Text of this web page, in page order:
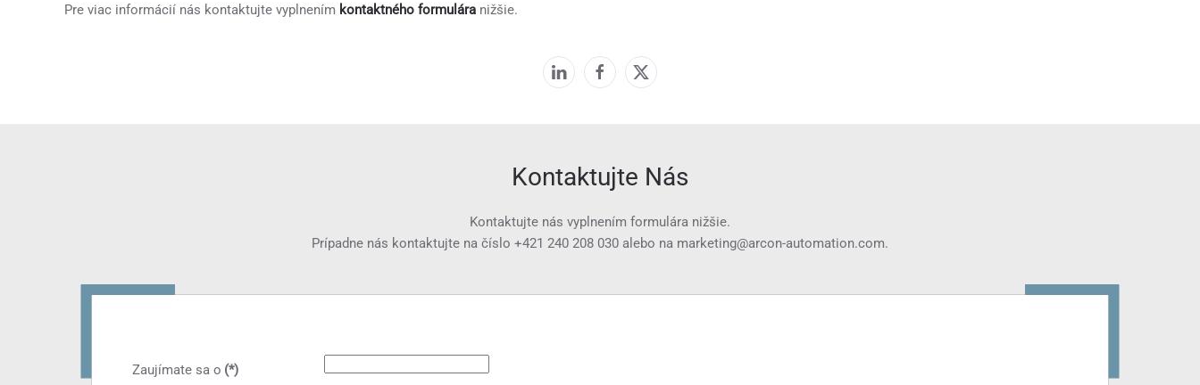
Pre viac informácií nás kontaktujte vyplnením kontaktného formulára nižšie.
Kontaktujte Nás
Kontaktujte nás vyplnením formulára nižšie.
Prípadne nás kontaktujte na číslo +421 240 208 030 alebo na marketing@arcon-automation.com.
Zaujímate sa o (*)